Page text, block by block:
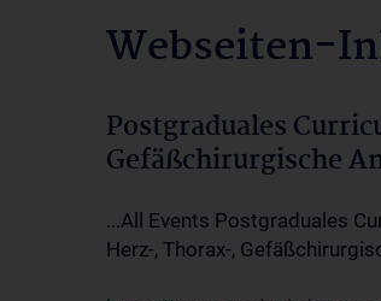
Webseiten-
Postgraduales
Gefäßchirurgische
...All Events Postgraduales
Herz-, Thorax-,